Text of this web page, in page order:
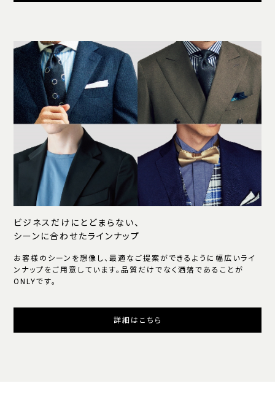
ビジネスだけにとどまらない、
シーンに合わせたラインナップ
お客様のシーンを想像し、最適なご提案ができるように幅広いライ
ンナップをご用意しています。品質だけでなく洒落であることが
ONLYです。
詳細はこちら